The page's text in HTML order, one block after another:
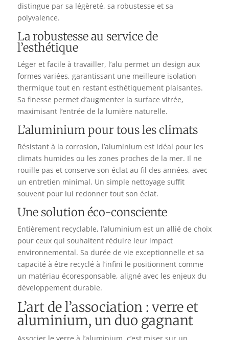
distingue par sa légèreté, sa robustesse et sa
polyvalence.
La robustesse au service de
l’esthétique
Léger et facile à travailler, l’alu permet un design aux
formes variées, garantissant une meilleure isolation
thermique tout en restant esthétiquement plaisantes.
Sa finesse permet d’augmenter la surface vitrée,
maximisant l’entrée de la lumière naturelle.
L’aluminium pour tous les climats
Résistant à la corrosion, l’aluminium est idéal pour les
climats humides ou les zones proches de la mer. Il ne
rouille pas et conserve son éclat au fil des années, avec
un entretien minimal. Un simple nettoyage suffit
souvent pour lui redonner tout son éclat.
Une solution éco-consciente
Entièrement recyclable, l’aluminium est un allié de choix
pour ceux qui souhaitent réduire leur impact
environnemental. Sa durée de vie exceptionnelle et sa
capacité à être recyclé à l’infini le positionnent comme
un matériau écoresponsable, aligné avec les enjeux du
développement durable.
L’art de l’association : verre et
aluminium, un duo gagnant